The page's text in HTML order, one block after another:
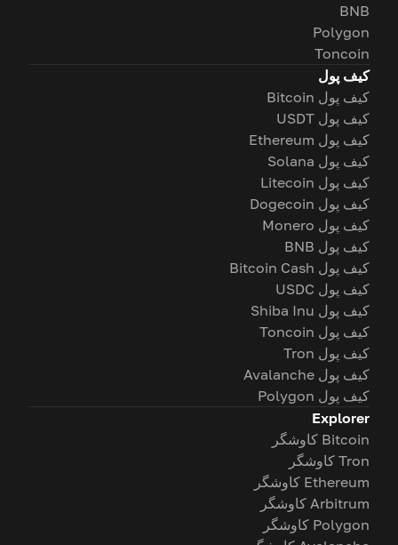
BNB
Polygon
Toncoin
کیف پول
کیف پول Bitcoin
کیف پول USDT
کیف پول Ethereum
کیف پول Solana
کیف پول Litecoin
کیف پول Dogecoin
کیف پول Monero
کیف پول BNB
کیف پول Bitcoin Cash
کیف پول USDC
کیف پول Shiba Inu
کیف پول Toncoin
کیف پول Tron
کیف پول Avalanche
کیف پول Polygon
Explorer
Bitcoin کاوشگر
Tron کاوشگر
Ethereum کاوشگر
Arbitrum کاوشگر
Polygon کاوشگر